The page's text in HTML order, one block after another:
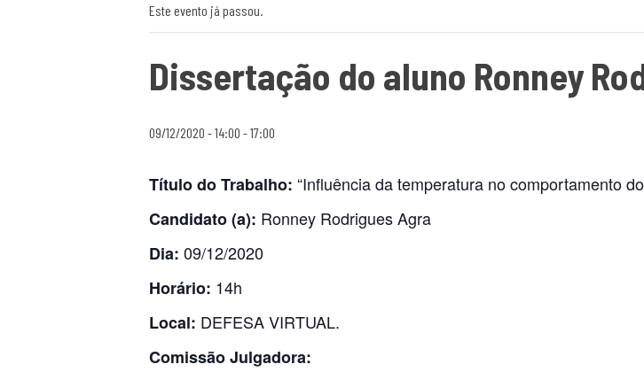
Este evento já passou.
Dissertação do aluno Ronney
09/12/2020 - 14:00 -17:00
Título do Trabalho: “Influência da temperatura no comportamento
Candidato (a): Ronney Rodrigues Agra
Dia: 09/12/2020
Horário: 14h
Local: DEFESA VIRTUAL.
Comissão Julgadora: